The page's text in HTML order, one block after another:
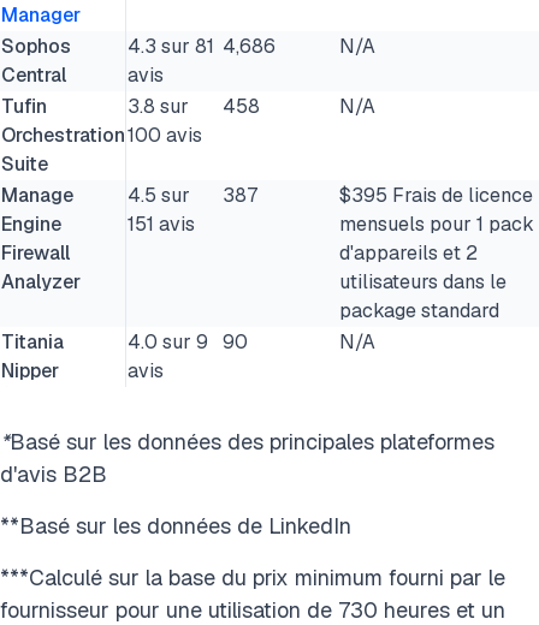
Manager
Sophos
Central
4.3 sur 81
avis
4,686 N/A
Tufin
Orchestration
Suite
3.8 sur
100 avis
458 N/A
Manage
Engine
Firewall
Analyzer
4.5 sur
151 avis
387
$395 Frais de licence
mensuels pour 1 pack
d'appareils et 2
utilisateurs dans le
package standard
Titania
Nipper
4.0 sur 9
avis
90 N/A
*Basé sur les données des principales plateformes
d'avis B2B
**Basé sur les données de LinkedIn
***Calculé sur la base du prix minimum fourni par le
fournisseur pour une utilisation de 730 heures et un